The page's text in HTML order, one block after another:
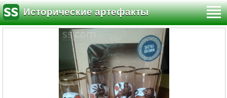
Исторические артефакты